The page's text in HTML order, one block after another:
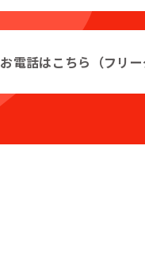
お電話はこちら（フリー